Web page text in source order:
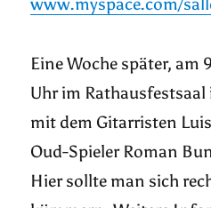
Eine Woche später, am
Uhr im
mit dem Gitarristen
Oud-Spieler Roman
Hier sollte man sich